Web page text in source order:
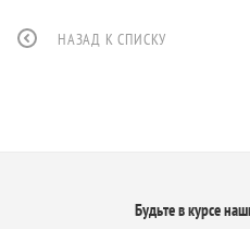
НАЗАД К СПИСКУ
Будьте в курсе